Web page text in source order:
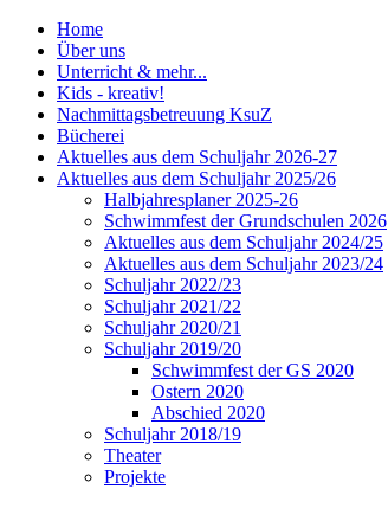
Home
Über uns
Unterricht & mehr...
Kids - kreativ!
Nachmittagsbetreuung KsuZ
Bücherei
Aktuelles aus dem Schuljahr 2026-27
Aktuelles aus dem Schuljahr 2025/26
Halbjahresplaner 2025-26
Schwimmfest der Grundschulen 2026
Aktuelles aus dem Schuljahr 2024/25
Aktuelles aus dem Schuljahr 2023/24
Schuljahr 2022/23
Schuljahr 2021/22
Schuljahr 2020/21
Schuljahr 2019/20
Schwimmfest der GS 2020
Ostern 2020
Abschied 2020
Schuljahr 2018/19
Theater
Projekte